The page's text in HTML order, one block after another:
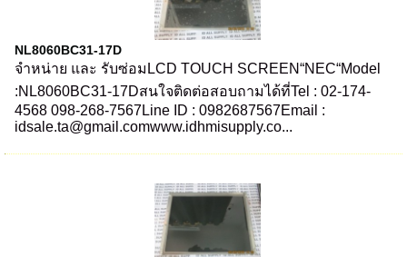
NL8060BC31-17D
จำหน่าย และ รับซ่อมLCD TOUCH SCREEN“NEC“Model
:NL8060BC31-17Dสนใจติดต่อสอบถามได้ที่Tel : 02-174-
4568 098-268-7567Line ID : 0982687567Email :
idsale.ta@gmail.comwww.idhmisupply.co...